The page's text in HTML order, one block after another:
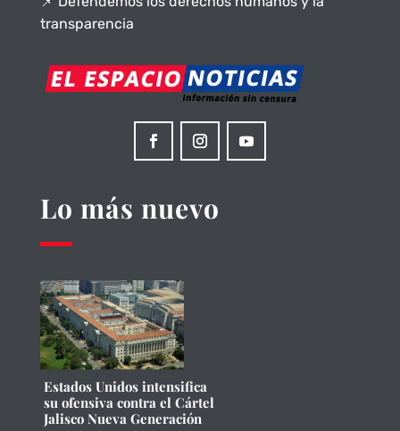
transparencia
Lo más nuevo
Estados Unidos intensifica
su ofensiva contra el Cártel
Jalisco Nueva Generación